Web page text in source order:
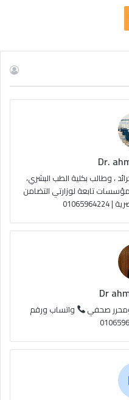
Dr.
، وطالب بكلية الطب البشري،
تابعة لوزارتي التضامن
Dr
صحفي
واتساب ورقم